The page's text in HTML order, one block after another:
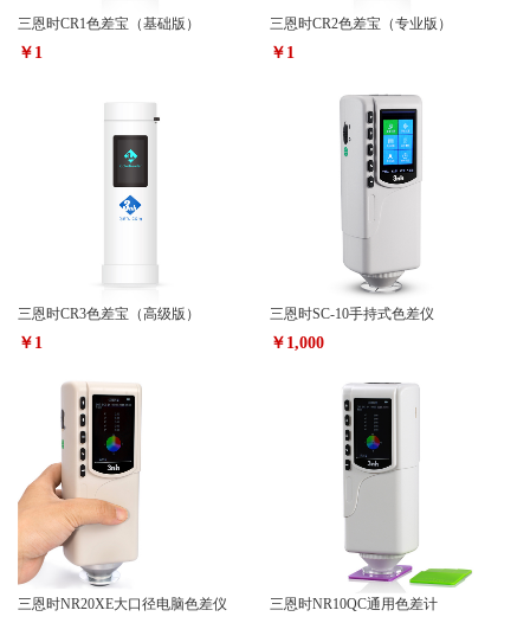
三恩时CR1色差宝（基础版）
￥1
三恩时CR2色差宝（专业版）
￥1
三恩时CR3色差宝（高级版）
￥1
三恩时SC-10手持式色差仪
￥1,000
三恩时NR20XE大口径电脑色差仪 三恩时NR10QC通用色差计